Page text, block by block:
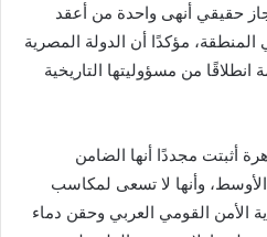
حقيقي أنهى واحدة من أعقد
المنطقة، مؤكدًا أن الدولة المصرية
من مسؤوليتها التاريخية
أثبتت مجددًا أنها الضامن
وأنها لا تسعى لمكاسب
الأمن القومي العربي وحقن دماء